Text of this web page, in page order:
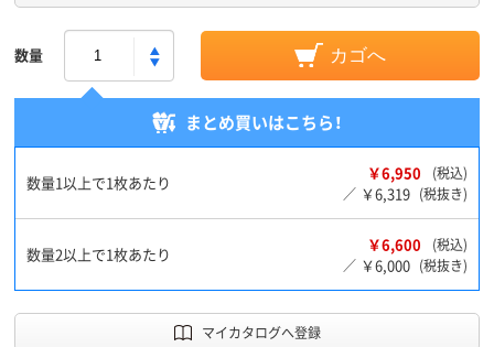
数量 カゴへ
まとめ買いはこちら！
数量1以上で1枚あたり ￥6,950
(税込)
／ ￥6,319 (税抜き)
数量2以上で1枚あたり ￥6,600
(税込)
／ ￥6,000 (税抜き)
マイカタログへ登録